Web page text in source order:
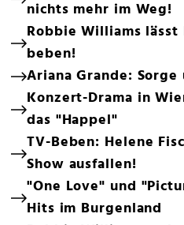
nichts mehr im Weg!
Robbie Williams
beben!
Ariana Grande: Sorge
Konzert-Drama in
das "Happel"
TV-Beben: Helene
Show ausfallen!
"One Love" und
Hits im Burgenland